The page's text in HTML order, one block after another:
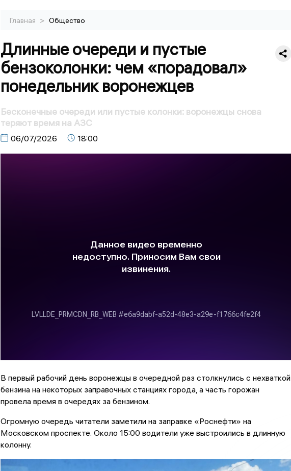
Главная > Общество
Длинные очереди и пустые
бензоколонки: чем «порадовал»
понедельник воронежцев
Бесконечные очереди или пустые колонки: воронежцы снова
теряют время на АЗС
06/07/2026 18:00
В первый рабочий день воронежцы в очередной раз столкнулись с нехваткой
бензина на некоторых заправочных станциях города, а часть горожан
провела время в очередях за бензином.
Огромную очередь читатели заметили на заправке «Роснефти» на
Московском проспекте. Около 15:00 водители уже выстроились в длинную
колонну.